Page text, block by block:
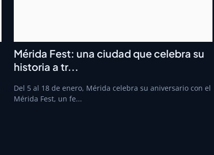
Mérida Fest: una ciudad que celebra su
historia a tr...
Del 5 al 18 de enero, Mérida celebra su aniversario con el
Mérida Fest, un fe...